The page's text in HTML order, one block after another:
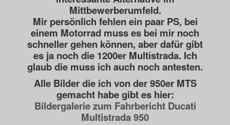
Mittbewerberumfeld.
Mir persönlich fehlen ein paar PS, bei
einem Motorrad muss es bei mir noch
schneller gehen können, aber dafür gibt
es ja noch die 1200er Multistrada. Ich
glaub die muss ich auch noch antesten.
Alle Bilder die ich von der 950er MTS
gemacht habe gibt es hier:
Bildergalerie zum Fahrbericht Ducati
Multistrada 950